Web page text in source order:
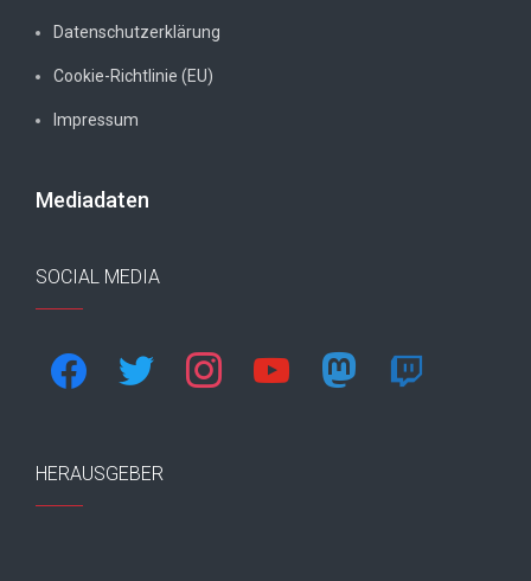
Datenschutzerklärung
Cookie-Richtlinie (EU)
Impressum
Mediadaten
SOCIAL MEDIA
facebook twitter instagram youtube mastodon twitch
HERAUSGEBER